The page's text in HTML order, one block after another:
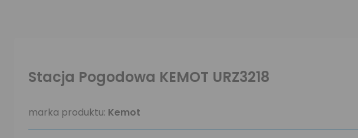
Stacja Pogodowa KEMOT URZ3218
marka produktu: Kemot